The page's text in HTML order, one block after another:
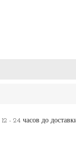
12 - 24 часов до